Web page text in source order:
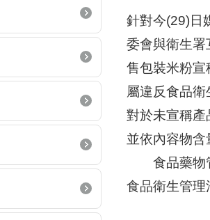
針對今(29)日
委會與衛生
售包裝米粉
屬違反食品衛
對於未宣稱產
並依內容物含
食品藥物管
食品衛生管理